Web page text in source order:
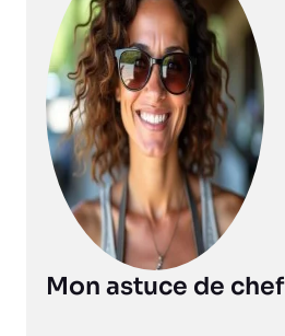
Mon astuce de chef